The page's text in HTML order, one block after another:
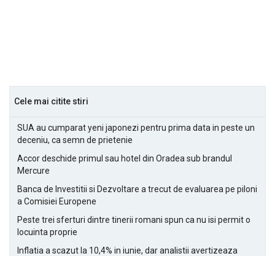
Cele mai citite stiri
SUA au cumparat yeni japonezi pentru prima data in peste un
deceniu, ca semn de prietenie
Accor deschide primul sau hotel din Oradea sub brandul
Mercure
Banca de Investitii si Dezvoltare a trecut de evaluarea pe piloni
a Comisiei Europene
Peste trei sferturi dintre tinerii romani spun ca nu isi permit o
locuinta proprie
Inflatia a scazut la 10,4% in iunie, dar analistii avertizeaza